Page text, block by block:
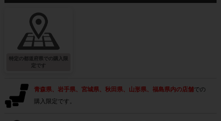
特定の都道府県での購入限
定です
青森県、岩手県、宮城県、秋田県、山形県、福島県内の店舗での
購入限定です。